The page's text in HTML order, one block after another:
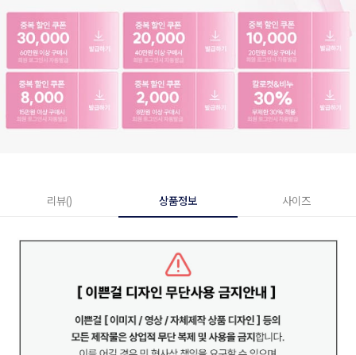
리뷰() 상품정보 사이즈